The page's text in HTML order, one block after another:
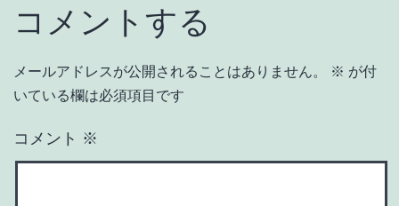
コメントする
メールアドレスが公開されることはありません。 ※ が付
いている欄は必須項目です
コメント ※